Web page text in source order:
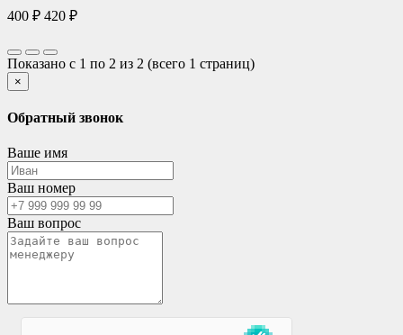
400 ₽ 420 ₽
Показано с 1 по 2 из 2 (всего 1 страниц)
×
Обратный звонок
Ваше имя
Ваш номер
Ваш вопрос